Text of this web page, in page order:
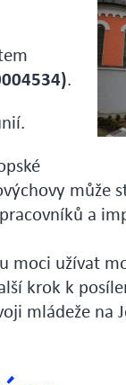
.
může
a
moci užívat
krok k
mládeže na